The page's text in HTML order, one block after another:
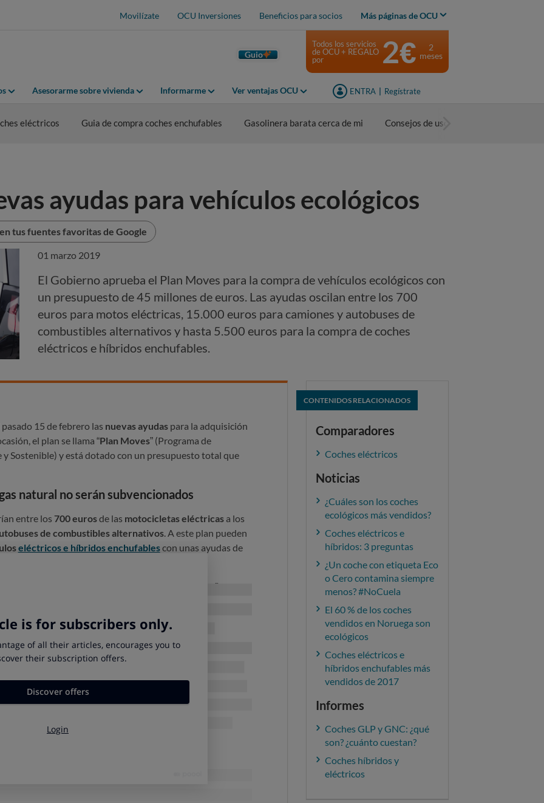
Movilízate OCU Inversiones Beneficios para socios Más páginas de OCU
Guio
Asesorarme sobre vivienda Informarme Ver ventajas OCU ENTRA Regístrate
Todos los servicios
de OCU + REGALO
por
2€
2
meses
eléctricos Guia de compra coches enchufables Gasolinera barata cerca de mi Consejos de uso
ayudas para vehículos ecológicos
tus fuentes favoritas de Google
01 marzo 2019
El Gobierno aprueba el Plan Moves para la compra de vehículos ecológicos con
un presupuesto de 45 millones de euros. Las ayudas oscilan entre los 700
euros para motos eléctricas, 15.000 euros para camiones y autobuses de
combustibles alternativos y hasta 5.500 euros para la compra de coches
eléctricos e híbridos enchufables.
15 de febrero las nuevas ayudaspara la adquisición
el plan se llama “Plan Moves” (Programa de
Sostenible) y está dotado con un presupuesto total que
natural no serán subvencionados
entre los 700 eurosde las motocicletas eléctricasa los
de combustibles alternativos. A este plan pueden
eléctricos e híbridos enchufablescon unas ayudas de
deberán entregar un coche de más de 10 años
1.000 eurosen el precio,exceptopara
Autonomía Límite precio vehículo
CONTENIDOS RELACIONADOS
Comparadores
Coches eléctricos
Noticias
¿Cuáles son los coches
ecológicos más vendidos?
Coches eléctricos e
híbridos: 3 preguntas
¿Un coche con etiqueta Eco
o Cero contamina siempre
menos? #NoCuela
El 60 % de los coches
vendidos en Noruega son
ecológicos
Coches eléctricos e
híbridos enchufables más
vendidos de 2017
Informes
Coches GLP y GNC: ¿qué
son? ¿cuánto cuestan?
Coches híbridos y
eléctricos